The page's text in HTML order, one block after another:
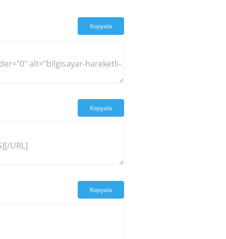
Kopyala
Kopyala
Kopyala